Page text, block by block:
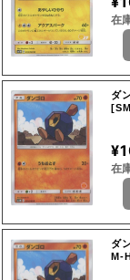
在
ダ
在
ダ
M-